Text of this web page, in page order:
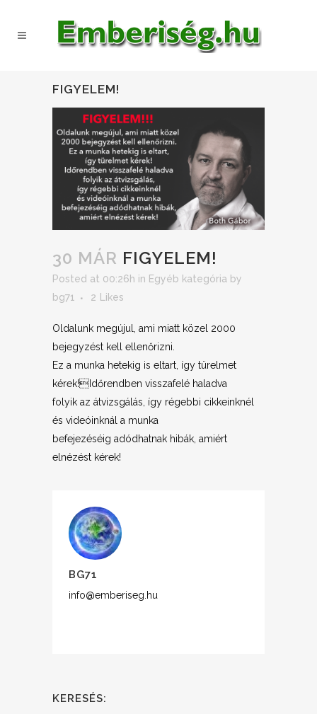
FIGYELEM!
30 MÁR FIGYELEM!
Posted at 00:26h in Egyéb kategória by
bg71
2 Likes
Oldalunk megújul, ami miatt közel 2000
bejegyzést kell ellenőrizni.
Ez a munka hetekig is eltart, így türelmet
kérek!Időrendben visszafelé haladva
folyik az átvizsgálás, így régebbi cikkeinknél
és videóinknál a munka
befejezéséig adódhatnak hibák, amiért
elnézést kérek!
BG71
info@emberiseg.hu
KERESÉS: